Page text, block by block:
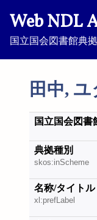
Web NDL
国立国会図書館典
田中, ユ
国立国会図書
典拠種別
skos:inScheme
名称/タイトル
xl:prefLabel